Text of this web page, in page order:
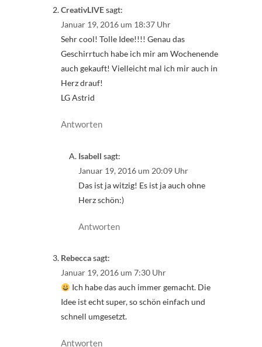
CreativLIVEsagt:
Januar 19, 2016 um 18:37 Uhr
Sehr cool! Tolle Idee!!!! Genau das
Geschirrtuch habe ich mir am Wochenende
auch gekauft! Vielleicht mal ich mir auch in
Herz drauf!
LG Astrid
Antworten
Isabell sagt:
Januar 19, 2016 um 20:09 Uhr
Das ist ja witzig! Es ist ja auch ohne
Herz schön:)
Antworten
Rebeccasagt:
Januar 19, 2016 um 7:30 Uhr
Ich habe das auch immer gemacht. Die
Idee ist echt super, so schön einfach und
schnell umgesetzt.
Antworten